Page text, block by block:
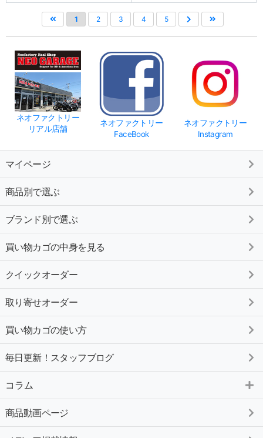
1 2 3 4 5
ネオファクトリー
リアル店舗
ネオファクトリー
FaceBook
ネオファクトリー
Instagram
マイページ
商品別で選ぶ
ブランド別で選ぶ
買い物カゴの中身を見る
クイックオーダー
取り寄せオーダー
買い物カゴの使い方
毎日更新！スタッフブログ
コラム
商品動画ページ